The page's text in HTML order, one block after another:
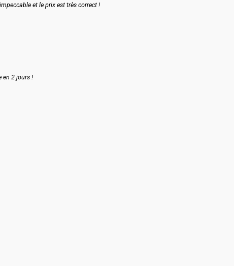
et le prix est très correct !
en 2 jours !